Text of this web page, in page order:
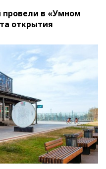
провели в «Умном
открытия